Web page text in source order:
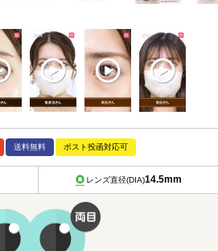
送料無料 ポスト投函対応可
レンズ直径(DIA)14.5mm